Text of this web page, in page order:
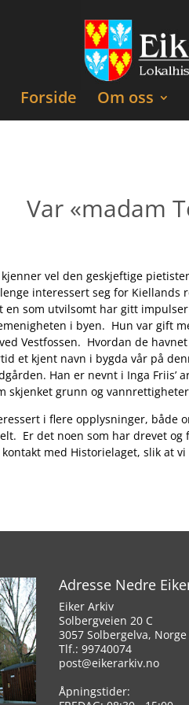
Forside Om oss
Var «madam
vel den geskjeftige
interessert seg for
en som utvilsomt har gitt
i byen. Hun var gift
Vestfossen. Hvordan de
et kjent navn i bygda vår på
Han er nevnt i Inga
skjenket grunn og
i flere opplysninger, både
Er det noen som har drevet
med Historielaget, slik at
Adresse Nedre
Eiker Arkiv
Solbergveien 20 C
3057 Solbergelva, Norge
Tlf.: 99740074
post@eikerarkiv.no
Åpningstider: